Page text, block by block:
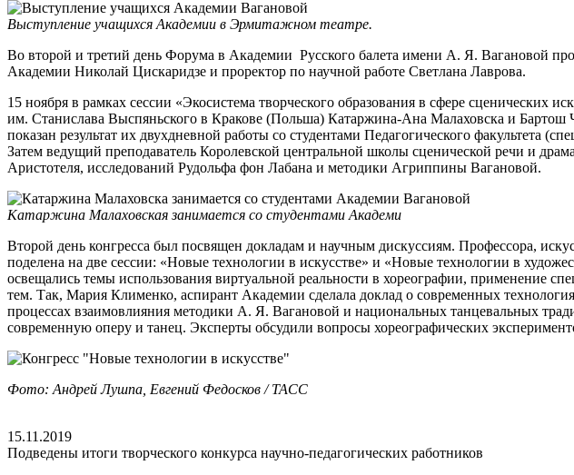
Выступление учащихся Академии в Эрмитажном театре.
Во второй и третий день Форума в Академии Русского балета имени А. Я. Вагановой
Академии Николай Цискаридзе и проректор по научной работе Светлана Лаврова.
15 ноября в рамках сессии «Экосистема творческого образования в сфере сценических
им. Станислава Выспяньского в Кракове (Польша) Катаржина-Ана Малаховска и Бартош
показан результат их двухдневной работы со студентами Педагогического факультета
Затем ведущий преподаватель Королевской центральной школы сценической речи и
Аристотеля, исследований Рудольфа фон Лабана и методики Агриппины Вагановой.
Катаржина Малаховская занимается со студентами Академи
Второй день конгресса был посвящен докладам и научным дискуссиям. Профессора,
поделена на две сессии: «Новые технологии в искусстве» и «Новые технологии в
освещались темы использования виртуальной реальности в хореографии, применение
тем. Так, Мария Клименко, аспирант Академии сделала доклад о современных
процессах взаимовлияния методики А. Я. Вагановой и национальных танцевальных
современную оперу и танец. Эксперты обсудили вопросы хореографических
Фото: Андрей Лушпа, Евгений Федосков / ТАСС
15.11.2019
Подведены итоги творческого конкурса научно-педагогических работников